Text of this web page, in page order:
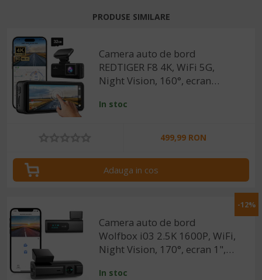
PRODUSE SIMILARE
Camera auto de bord
REDTIGER F8 4K, WiFi 5G,
Night Vision, 160°, ecran
dedicata, G-sensor si
In stoc
499,99 RON
Adauga in cos
-12%
Camera auto de bord
Wolfbox i03 2.5K 1600P, WiFi,
Night Vision, 170°, ecran 1",
monitorizare parcare
In stoc